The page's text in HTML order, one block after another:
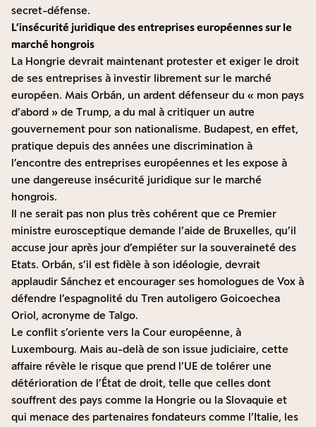
secret-défense.
L’insécurité juridique des entreprises européennes sur le
marché hongrois
La Hongrie devrait maintenant protester et exiger le droit
de ses entreprises à investir librement sur le marché
européen. Mais Orbán, un ardent défenseur du « mon pays
d’abord » de Trump, a du mal à critiquer un autre
gouvernement pour son nationalisme. Budapest, en effet,
pratique depuis des années une discrimination à
l’encontre des entreprises européennes et les expose à
une dangereuse insécurité juridique sur le marché
hongrois.
Il ne serait pas non plus très cohérent que ce Premier
ministre eurosceptique demande l’aide de Bruxelles, qu’il
accuse jour après jour d’empiéter sur la souveraineté des
Etats. Orbán, s’il est fidèle à son idéologie, devrait
applaudir Sánchez et encourager ses homologues de Vox à
défendre l’espagnolité du Tren autoligero Goicoechea
Oriol, acronyme de Talgo.
Le conflit s’oriente vers la Cour européenne, à
Luxembourg. Mais au-delà de son issue judiciaire, cette
affaire révèle le risque que prend l’UE de tolérer une
détérioration de l’État de droit, telle que celles dont
souffrent des pays comme la Hongrie ou la Slovaquie et
qui menace des partenaires fondateurs comme l’Italie, les